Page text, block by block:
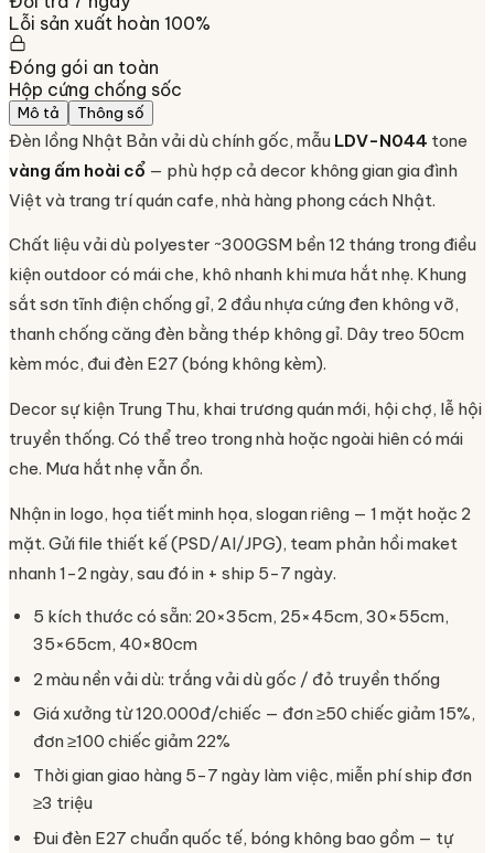
Lỗi sản xuất hoàn 100%
Đóng gói an toàn
Hộp cứng chống sốc
Mô tả Thông số
Đèn lồng Nhật Bản vải dù chính gốc, mẫu LDV-N044 tone
vàng ấm hoài cổ — phù hợp cả decor không gian gia đình
Việt và trang trí quán cafe, nhà hàng phong cách Nhật.
Chất liệu vải dù polyester ~300GSM bền 12 tháng trong điều
kiện outdoor có mái che, khô nhanh khi mưa hắt nhẹ. Khung
sắt sơn tĩnh điện chống gỉ, 2 đầu nhựa cứng đen không vỡ,
thanh chống căng đèn bằng thép không gỉ. Dây treo 50cm
kèm móc, đui đèn E27 (bóng không kèm).
Decor sự kiện Trung Thu, khai trương quán mới, hội chợ, lễ hội
truyền thống. Có thể treo trong nhà hoặc ngoài hiên có mái
che. Mưa hắt nhẹ vẫn ổn.
Nhận in logo, họa tiết minh họa, slogan riêng — 1 mặt hoặc 2
mặt. Gửi file thiết kế (PSD/AI/JPG), team phản hồi maket
nhanh 1-2 ngày, sau đó in + ship 5-7 ngày.
5 kích thước có sẵn: 20×35cm, 25×45cm, 30×55cm,
35×65cm, 40×80cm
2 màu nền vải dù: trắng vải dù gốc / đỏ truyền thống
Giá xưởng từ 120.000đ/chiếc — đơn ≥50 chiếc giảm 15%,
đơn ≥100 chiếc giảm 22%
Thời gian giao hàng 5-7 ngày làm việc, miễn phí ship đơn
≥3 triệu
Đui đèn E27 chuẩn quốc tế, bóng không bao gồm — tự